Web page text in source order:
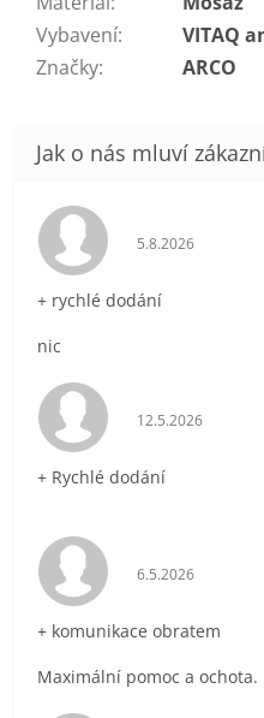
Vybavení:
VITAQ
Značky: ARCO
Hodnocení
5.8.2026
+ rychlé dodání
nic
Hodnocení
12.5.2026
+ Rychlé dodání
Hodnocení
6.5.2026
+ komunikace obratem
Maximální pomoc a ochota.